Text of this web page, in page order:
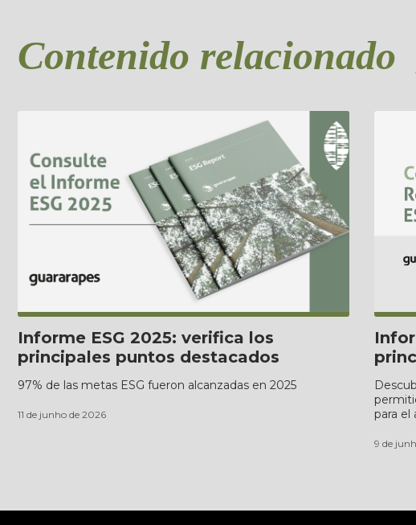
Contenido relacionado
Informe ESG 2025: verifica los
principales puntos destacados
97% de las metas ESG fueron alcanzadas en 2025
11 de junho de 2026
para el
9 de